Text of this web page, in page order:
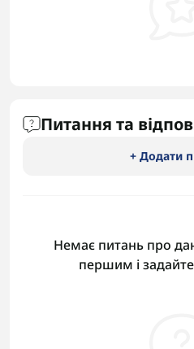
Питання та
+ Додати
Немає питань про
першим і